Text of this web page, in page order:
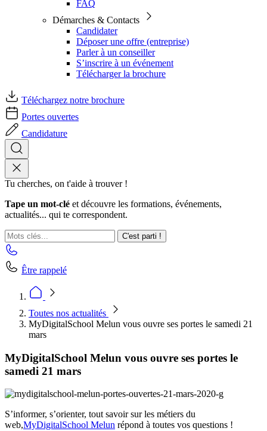
FAQ
Démarches & Contacts
Candidater
Déposer une offre (entreprise)
Parler à un conseiller
S’inscrire à un événement
Télécharger la brochure
Téléchargez notre brochure
Portes ouvertes
Candidature
Tu cherches, on t'aide à trouver !
Tape un mot-clé et découvre les formations, événements,
actualités... qui te correspondent.
C'est parti !
Être rappelé
Toutes nos actualités
MyDigitalSchool Melun vous ouvre ses portes le samedi 21
mars
MyDigitalSchool Melun vous ouvre ses portes le
samedi 21 mars
S’informer, s’orienter, tout savoir sur les métiers du
web,MyDigitalSchool Melun répond à toutes vos questions !